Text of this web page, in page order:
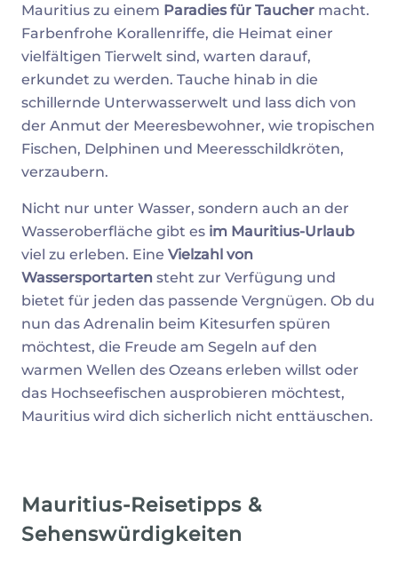
Mauritius zu einem Paradies für Taucher macht.
Farbenfrohe Korallenriffe, die Heimat einer
vielfältigen Tierwelt sind, warten darauf,
erkundet zu werden. Tauche hinab in die
schillernde Unterwasserwelt und lass dich von
der Anmut der Meeresbewohner, wie tropischen
Fischen, Delphinen und Meeresschildkröten,
verzaubern.
Nicht nur unter Wasser, sondern auch an der
Wasseroberfläche gibt es im Mauritius-Urlaub
viel zu erleben. Eine Vielzahl von
Wassersportarten steht zur Verfügung und
bietet für jeden das passende Vergnügen. Ob du
nun das Adrenalin beim Kitesurfen spüren
möchtest, die Freude am Segeln auf den
warmen Wellen des Ozeans erleben willst oder
das Hochseefischen ausprobieren möchtest,
Mauritius wird dich sicherlich nicht enttäuschen.
Mauritius-Reisetipps &
Sehenswürdigkeiten